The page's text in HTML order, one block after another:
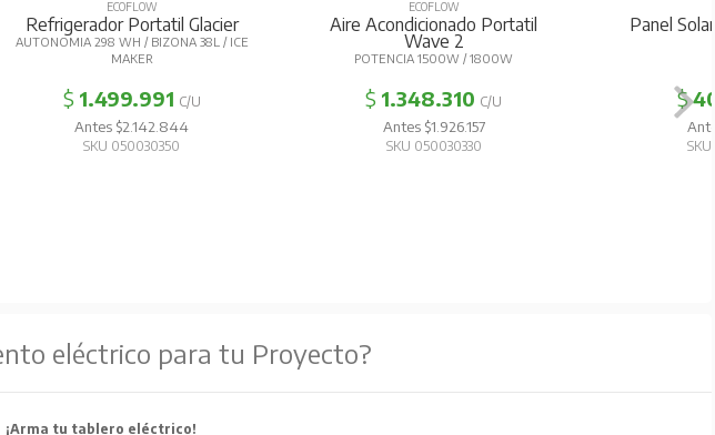
Glacier
/ BIZONA 38L / ICE
C/U
Aire Acondicionado Portatil
POTENCIA 1500W / 1800W
C/U
Panel Solar Plegable
eléctrico para tu Proyecto?
¡Arma tu tablero eléctrico!